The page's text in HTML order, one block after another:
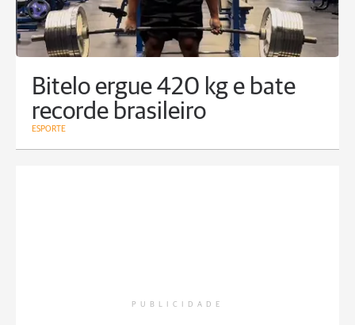
Bitelo ergue 420 kg e bate
recorde brasileiro
ESPORTE
PUBLICIDADE